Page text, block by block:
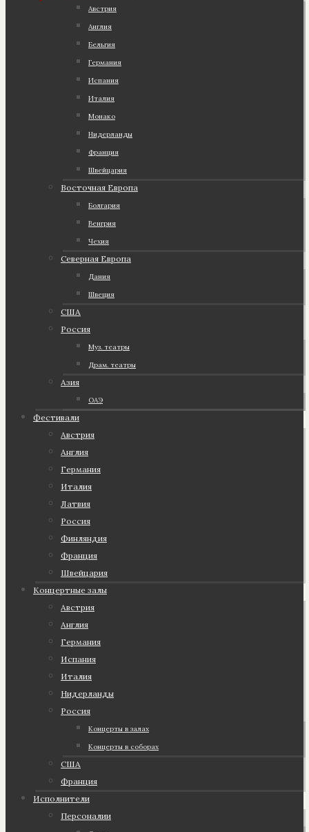
Австрия
Англия
Бельгия
Германия
Испания
Италия
Монако
Нидерланды
Франция
Швейцария
Восточная Европа
Болгария
Венгрия
Чехия
Северная Европа
Дания
Швеция
США
Россия
Муз. театры
Драм. театры
Азия
ОАЭ
Фестивали
Австрия
Англия
Германия
Италия
Латвия
Россия
Финляндия
Франция
Швейцария
Концертные залы
Австрия
Англия
Германия
Испания
Италия
Нидерланды
Россия
Концерты в залах
Концерты в соборах
США
Франция
Исполнители
Персоналии